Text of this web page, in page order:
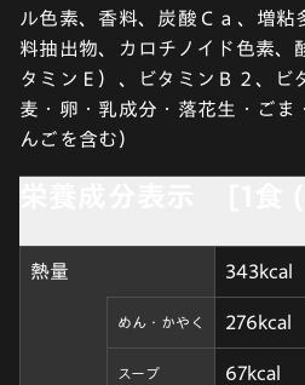
ル色素、香料、炭酸Ｃａ、増粘
料抽出物、カロチノイド色素、
タミンＥ）、ビタミンＢ２、ビ
麦・卵・乳成分・落花生・ごま
んごを含む）
熱量 343kcal
めん・かやく 276kcal
スープ 67kcal